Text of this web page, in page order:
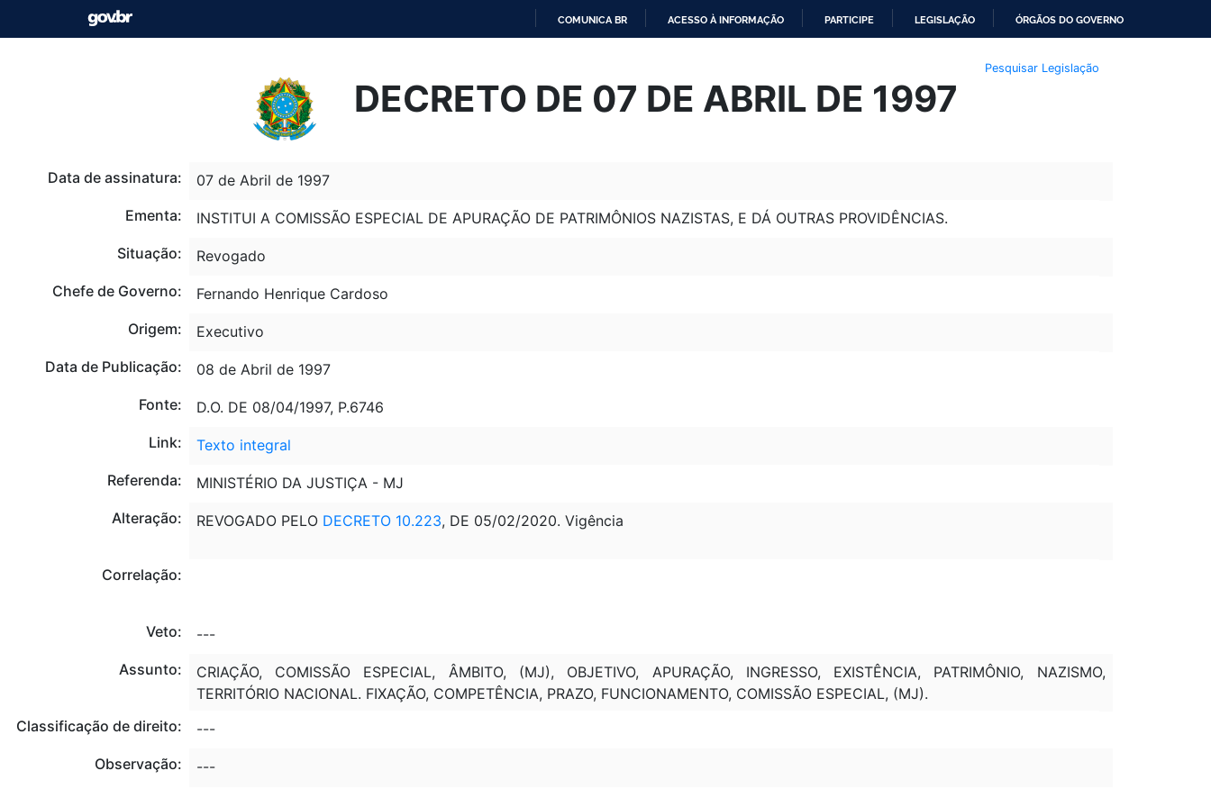
O
CONTEÚDO
COMUNICA BR ACESSO À INFORMAÇÃO PARTICIPE LEGISLAÇÃO ÓRGÃOS DO GOVERNO
Pesquisar Legislação
DECRETO DE 07 DE ABRIL DE 1997
Data de assinatura:
07 de Abril de 1997
Ementa:
INSTITUI A COMISSÃO ESPECIAL DE APURAÇÃO DE PATRIMÔNIOS NAZISTAS, E DÁ OUTRAS PROVIDÊNCIAS.
Situação:
Revogado
Chefe de Governo:
Fernando Henrique Cardoso
Origem:
Executivo
Data de Publicação:
08 de Abril de 1997
Fonte:
D.O. DE 08/04/1997, P.6746
Link:
Texto integral
Referenda:
MINISTÉRIO DA JUSTIÇA - MJ
Alteração:
REVOGADO PELO DECRETO 10.223, DE 05/02/2020. Vigência
Correlação:
Veto:
---
Assunto:
CRIAÇÃO, COMISSÃO ESPECIAL, ÂMBITO, (MJ), OBJETIVO, APURAÇÃO, INGRESSO, EXISTÊNCIA, PATRIMÔNIO, NAZISMO,
TERRITÓRIO NACIONAL. FIXAÇÃO, COMPETÊNCIA, PRAZO, FUNCIONAMENTO, COMISSÃO ESPECIAL, (MJ).
Classificação de direito:
---
Observação:
---